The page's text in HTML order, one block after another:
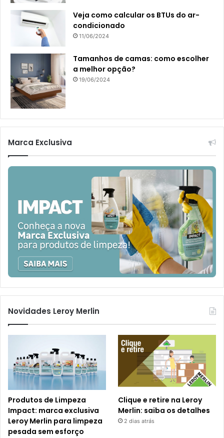
Veja como calcular os BTUs do ar-
condicionado
11/06/2024
Tamanhos de camas: como escolher
a melhor opção?
19/06/2024
Marca Exclusiva
Novidades Leroy Merlin
Produtos de Limpeza
Impact: marca exclusiva
Leroy Merlin para limpeza
pesada sem esforço
Clique e retire na Leroy
Merlin: saiba os detalhes
2 dias atrás